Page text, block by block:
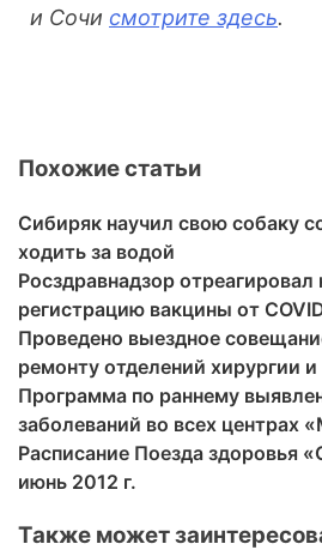
и Сочи смотрите здесь.
Похожие статьи
Сибиряк научил свою собаку
ходить за водой
Росздравнадзор
регистрацию вакцины от
Проведено выездное
ремонту отделений хирургии и
Программа по раннему
заболеваний во всех центрах
Расписание Поезда здоровья
июнь 2012 г.
Также может